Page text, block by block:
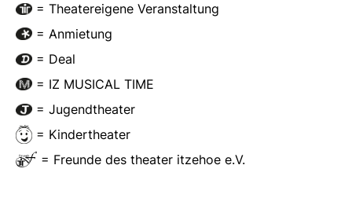
= Theatereigene Veranstaltung
= Anmietung
= Deal
= IZ MUSICAL TIME
= Jugendtheater
= Kindertheater
= Freunde des theater itzehoe e.V.